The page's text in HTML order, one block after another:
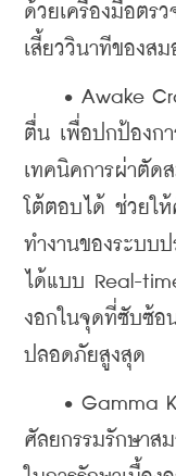
ด้วยเครื่องมือตร
เสี้ยววินาทีของสม
• Awake
ตื่น เพื่อปกป้องก
เทคนิคการผ่าตัด
โต้ตอบได้ ช่วยใ
ทำงานของระบบ
ได้แบบ Real-
งอกในจุดที่ซับซ้อ
ปลอดภัยสูงสุด
• Gamma
ศัลยกรรมรักษาส